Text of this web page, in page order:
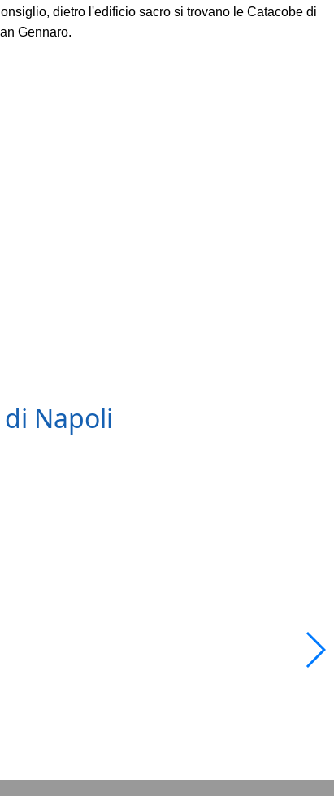
dietro l'edificio sacro si trovano le Catacobe di
Gennaro.
Napoli